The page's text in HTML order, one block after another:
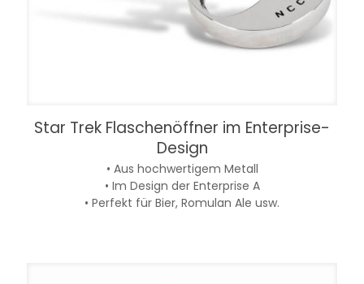
Star Trek Flaschenöffner im Enterprise-
Design
• Aus hochwertigem Metall
• Im Design der Enterprise A
• Perfekt für Bier, Romulan Ale usw.